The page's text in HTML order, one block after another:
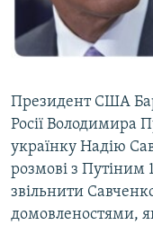
ВІДЕОУРОКИ «ELIFBE»
СВІДЧЕННЯ ОКУПАЦІЇ
Русский
ДОЛУЧАЙСЯ!
Усі сайти RFE/RL
Президент США
Росії Володимира
українку Надію
розмові з Путіним
звільнити
домовленостями,